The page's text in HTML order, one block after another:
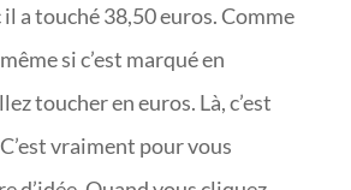
a touché 38,50 euros. Comme
si c’est marqué en
toucher en euros. Là, c’est
vraiment pour vous